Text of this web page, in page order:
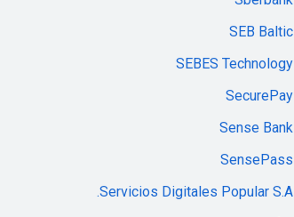
SEB Baltic
SEBES Technology
SecurePay
Sense Bank
SensePass
Servicios Digitales Popular S.A.